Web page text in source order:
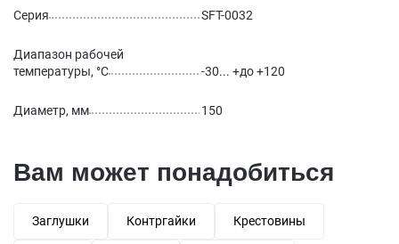
Серия SFT-0032
Диапазон рабочей
температуры, °С
-30... +до +120
Диаметр, мм 150
Вам может понадобиться
Заглушки Контргайки Крестовины